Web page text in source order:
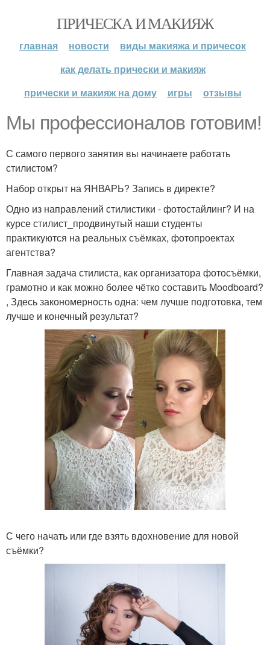
ПРИЧЕСКА И МАКИЯЖ
главная новости
виды макияжа и причесок
как делать прически и макияж
прически и макияж на дому
игры отзывы
Мы профессионалов готовим!
С самого первого занятия вы начинаете работать
стилистом?
Набор открыт на ЯНВАРЬ? Запись в директе?
Одно из направлений стилистики - фотостайлинг? И на
курсе стилист_продвинутый наши студенты
практикуются на реальных съёмках, фотопроектах
агентства?
Главная задача стилиста, как организатора фотосъёмки,
грамотно и как можно более чётко составить Moodboard?
, Здесь закономерность одна: чем лучше подготовка, тем
лучше и конечный результат?
С чего начать или где взять вдохновение для новой
съёмки?